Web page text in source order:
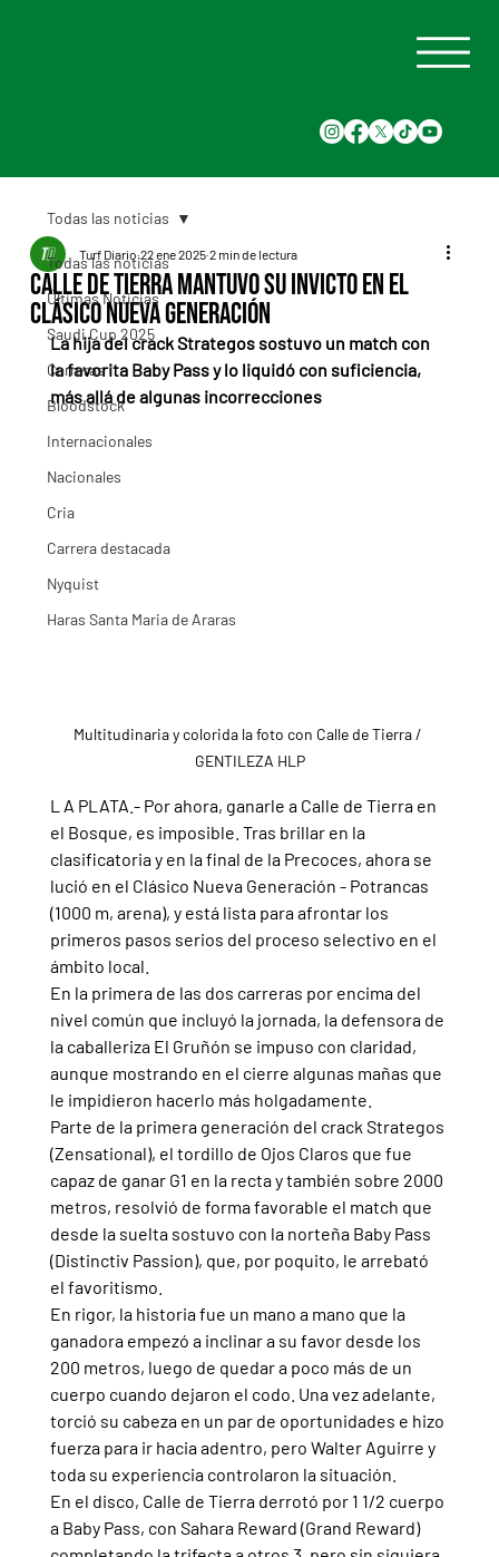
Todas las noticias
Últimas Noticias
Saudi Cup 2025
Carreras
Bloodstock
Internacionales
Nacionales
Cria
Carrera destacada
Nyquist
Haras Santa Maria de Araras
Todas las noticias
Calle de Tierra mantuvo su invicto en el
Clásico Nueva Generación
Turf Diario 22 ene 2025 2 min de lectura
La hija del crack Strategos sostuvo un match con
la favorita Baby Pass y lo liquidó con suficiencia,
más allá de algunas incorrecciones
Multitudinaria y colorida la foto con Calle de Tierra /
GENTILEZA HLP
L A PLATA.- Por ahora, ganarle a Calle de Tierra en
el Bosque, es imposible. Tras brillar en la
clasificatoria y en la final de la Precoces, ahora se
lució en el Clásico Nueva Generación - Potrancas
(1000 m, arena), y está lista para afrontar los
primeros pasos serios del proceso selectivo en el
ámbito local.
En la primera de las dos carreras por encima del
nivel común que incluyó la jornada, la defensora de
la caballeriza El Gruñón se impuso con claridad,
aunque mostrando en el cierre algunas mañas que
le impidieron hacerlo más holgadamente.
Parte de la primera generación del crack Strategos
(Zensational), el tordillo de Ojos Claros que fue
capaz de ganar G1 en la recta y también sobre 2000
metros, resolvió de forma favorable el match que
desde la suelta sostuvo con la norteña Baby Pass
(Distinctiv Passion), que, por poquito, le arrebató
el favoritismo.
En rigor, la historia fue un mano a mano que la
ganadora empezó a inclinar a su favor desde los
200 metros, luego de quedar a poco más de un
cuerpo cuando dejaron el codo. Una vez adelante,
torció su cabeza en un par de oportunidades e hizo
fuerza para ir hacia adentro, pero Walter Aguirre y
toda su experiencia controlaron la situación.
En el disco, Calle de Tierra derrotó por 1 1/2 cuerpo
a Baby Pass, con Sahara Reward (Grand Reward)